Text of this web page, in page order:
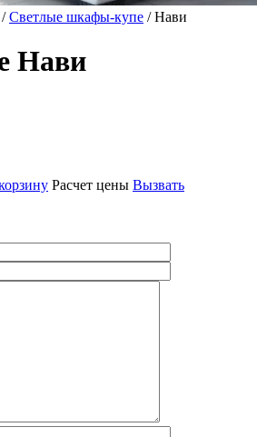
/Светлые шкафы-купе / Нави
Нави
Расчет цены Вызвать